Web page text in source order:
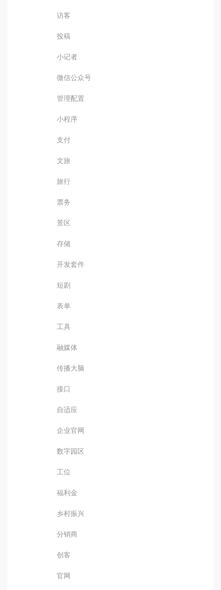
访客
投稿
小记者
微信公众号
管理配置
小程序
支付
文旅
旅行
票务
景区
存储
开发套件
短剧
表单
工具
融媒体
传播大脑
接口
自适应
企业官网
数字园区
工位
福利金
乡村振兴
分销商
创客
官网